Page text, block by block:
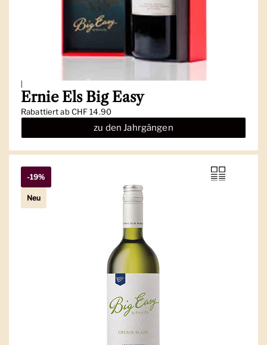
Ernie Els Big Easy
Regulärer Preis
Rabattiert ab CHF 14.90
zu den Jahrgängen
-19%
Neu